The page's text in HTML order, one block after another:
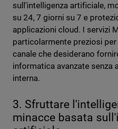
sull'intelligenza artificiale,
su 24, 7 giorni su 7 e
applicazioni cloud. I servizi
particolarmente preziosi
canale che desiderano
informatica avanzate senza
interna.
3. Sfruttare
minacce basata